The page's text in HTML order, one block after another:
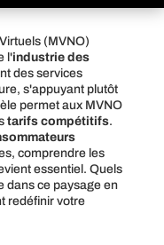
(MVNO)
l'industrie des
des services
s'appuyant plutôt
permet aux MVNO
tarifs compétitifs.
comprendre les
essentiel. Quels
dans ce paysage en
redéfinir votre